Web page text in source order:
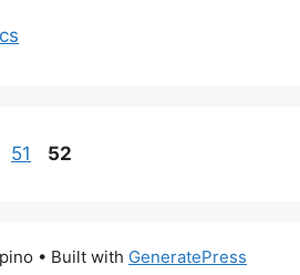
Page
51 Page
52
• Built with GeneratePress